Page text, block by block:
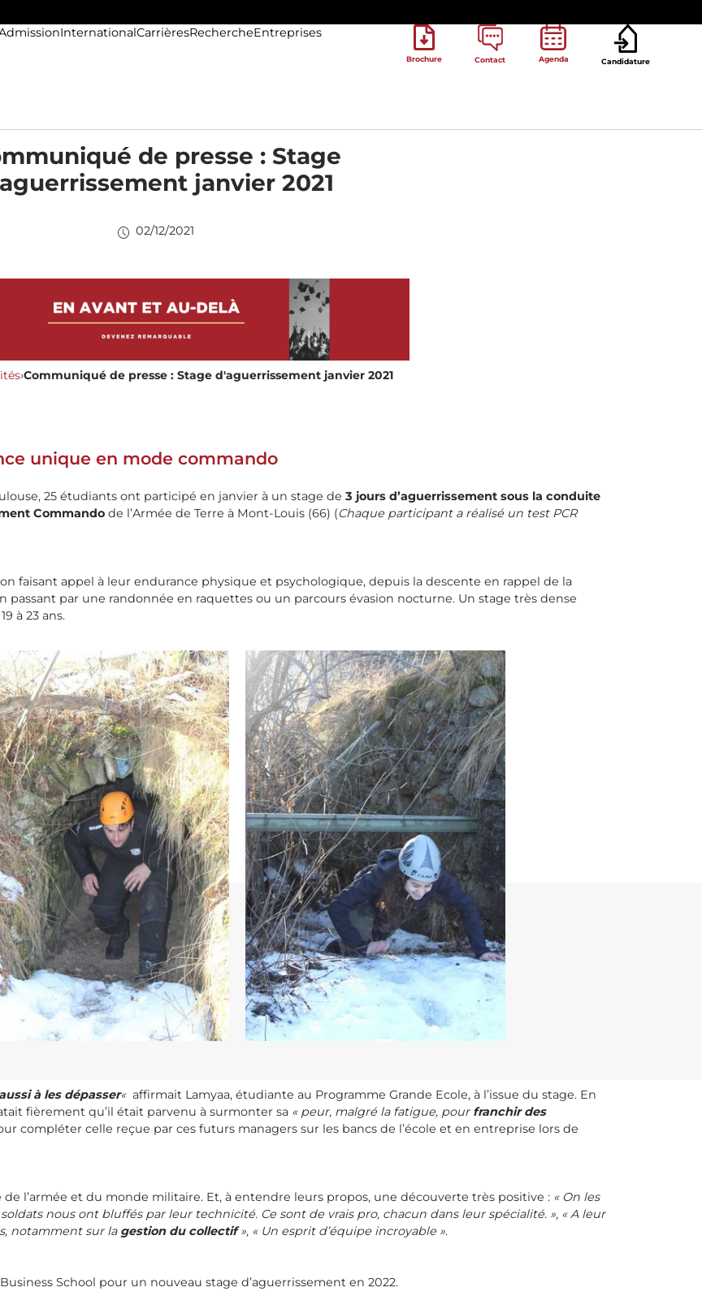
InternationalCarrièresRechercheEntreprises
Brochure Contact Agenda Candidature
de presse : Stage
janvier 2021
02/12/2021
›Communiqué de presse : Stage d'aguerrissement janvier 2021
unique en mode commando
25 étudiants ont participé en janvier à un stage de 3 jours d’aguerrissement sous la conduite
Commando de l’Armée de Terre à Mont-Louis (66) (Chaque participant a réalisé un test PCR
faisant appel à leur endurance physique et psychologique, depuis la descente en rappel de la
passant par une randonnée en raquettes ou un parcours évasion nocturne. Un stage très dense
à 23 ans.
à les dépasser« affirmait Lamyaa, étudiante au Programme Grande Ecole, à l’issue du stage. En
fièrement qu’il était parvenu à surmonter sa « peur, malgré la fatigue, pour franchir des
compléter celle reçue par ces futurs managers sur les bancs de l’école et en entreprise lors de
l’armée et du monde militaire. Et, à entendre leurs propos, une découverte très positive : « On les
nous ont bluffés par leur technicité. Ce sont de vrais pro, chacun dans leur spécialité. », « A leur
notamment sur la gestion du collectif», « Un esprit d’équipe incroyable ».
School pour un nouveau stage d’aguerrissement en 2022.